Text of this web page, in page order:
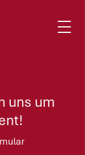
uns um